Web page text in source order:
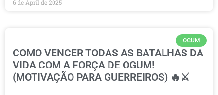
6 de April de 2025
OGUM
COMO VENCER TODAS AS BATALHAS DA
VIDA COM A FORÇA DE OGUM!
(MOTIVAÇÃO PARA GUERREIROS) 🔥⚔️